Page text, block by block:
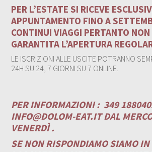
PER L’ESTATE SI RICEVE
APPUNTAMENTO FINO A
CONTINUI VIAGGI PERTANTO NON
GARANTITA L’APERTURA
LE ISCRIZIONI ALLE USCITE POTRANNO
24H SU 24, 7 GIORNI SU 7 ONLINE.
PER INFORMAZIONI : 349
INFO@DOLOM-EAT.ITDAL
VENERDÌ .
SE NON RISPONDIAMO SIAMO IN